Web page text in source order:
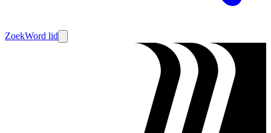
ZoekWord lid